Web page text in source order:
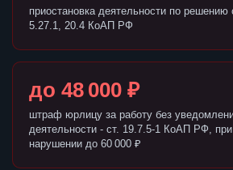
приостановка деятельности по решению
5.27.1, 20.4 КоАП РФ
до 48 000 ₽
штраф юрлицу за работу без
деятельности - ст. 19.7.5-1 КоАП РФ,
нарушении до 60 000 ₽